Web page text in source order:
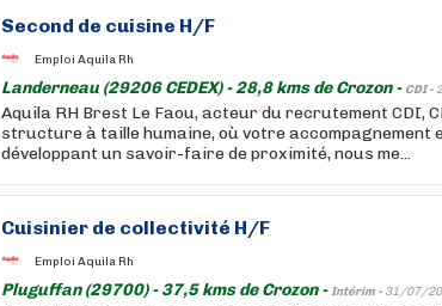
Second de cuisine H/F
Emploi Aquila Rh
Landerneau (29206 CEDEX) - 28,8 kms de Crozon - CDI -
Aquila RH Brest Le Faou, acteur du recrutement CDI,
structure à taille humaine, où votre accompagnement
développant un savoir-faire de proximité, nous me...
Cuisinier de collectivité H/F
Emploi Aquila Rh
Pluguffan (29700) - 37,5 kms de Crozon -Intérim - 31/07/